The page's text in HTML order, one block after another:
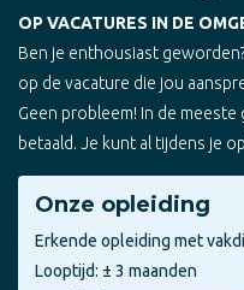
OP VACATURES IN DE
Ben je enthousiast
op de vacature die jou
Geen probleem! In de
betaald. Je kunt al tijdens je
Onze opleiding
Erkende opleiding met
Looptijd: ± 3 maanden